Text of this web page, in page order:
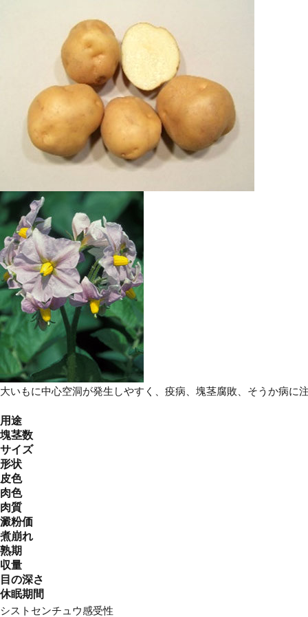
大いもに中心空洞が発生しやすく、疫病、塊茎腐敗、そうか病に
用途
塊茎数
サイズ
形状
皮色
肉色
肉質
澱粉価
煮崩れ
熟期
収量
目の深さ
休眠期間
シストセンチュウ感受性